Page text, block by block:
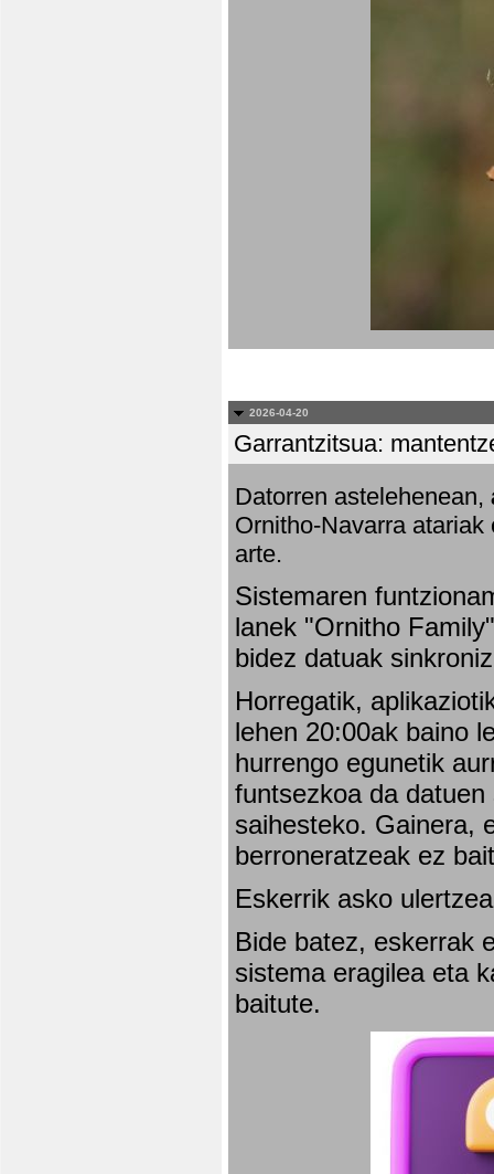
2026-04-20
Garrantzitsua:
Datorren astelehenean,
Ornitho-Navarra
arte.
Sistemaren
lanek "Ornitho
bidez datuak
Horregatik,
lehen 20:00ak baino
hurrengo egunetik
funtsezkoa da
saihesteko. Gainera,
berroneratzeak ez
Eskerrik asko
Bide batez, eskerrak
sistema eragilea eta
baitute.